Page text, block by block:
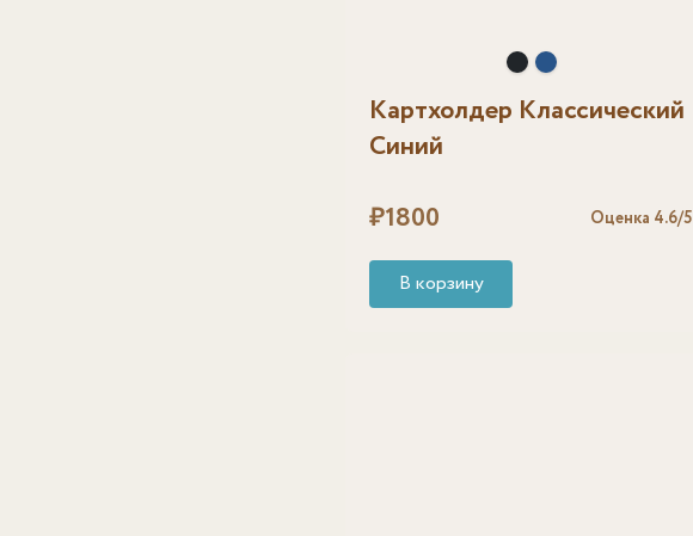
Картхолдер Классический
Синий
₽1800 Оценка 4.6/5
В корзину